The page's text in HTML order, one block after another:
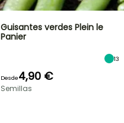
Guisantes verdes Plein le
Panier
13
Desde4,90 €
Semillas